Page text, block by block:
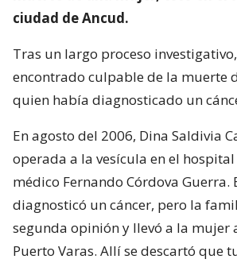
ciudad de Ancud.
Tras un largo proceso
encontrado culpable de la muerte
quien había diagnosticado un
En agosto del 2006, Dina Saldivia
operada a la vesícula en el
médico Fernando Córdova Guerra.
diagnosticó un cáncer, pero la
segunda opinión y llevó a la mujer
Puerto Varas. Allí se descartó que